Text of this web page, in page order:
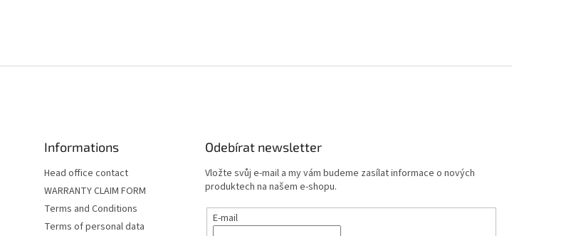
Informations
Head office contact
WARRANTY CLAIM FORM
Terms and Conditions
Terms of personal data
Odebírat newsletter
Vložte svůj e-mail a my vám budeme zasílat informace o nových
produktech na našem e-shopu.
E-mail